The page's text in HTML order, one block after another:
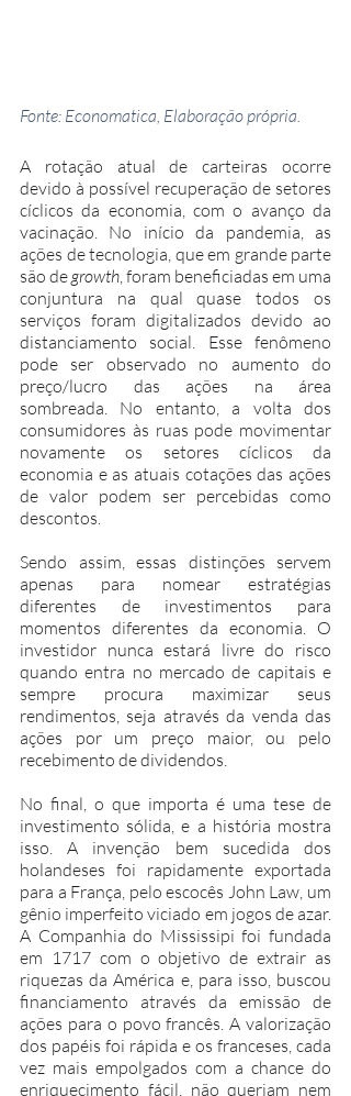
Fonte: Economatica, Elaboração própria.
A rotação atual de carteiras ocorre
devido à possível recuperação de setores
cíclicos da economia, com o avanço da
vacinação. No início da pandemia, as
ações de tecnologia, que em grande parte
são de growth , foram beneficiadas em uma
conjuntura na qual quase todos os
serviços foram digitalizados devido ao
distanciamento social. Esse fenômeno
pode ser observado no aumento do
preço/lucro das ações na área
sombreada. No entanto, a volta dos
consumidores às ruas pode movimentar
novamente os setores cíclicos da
economia e as atuais cotações das ações
de valor podem ser percebidas como
descontos.
Sendo assim, essas distinções servem
apenas para nomear estratégias
diferentes de investimentos para
momentos diferentes da economia. O
investidor nunca estará livre do risco
quando entra no mercado de capitais e
sempre procura maximizar seus
rendimentos, seja através da venda das
ações por um preço maior, ou pelo
recebimento de dividendos.
No final, o que importa é uma tese de
investimento sólida, e a história mostra
isso. A invenção bem sucedida dos
holandeses foi rapidamente exportada
para a França, pelo escocês John Law, um
gênio imperfeito viciado em jogos de azar.
A Companhia do Mississipi foi fundada
em 1717 com o objetivo de extrair as
riquezas da América e, para isso, buscou
financiamento através da emissão de
ações para o povo francês. A valorização
dos papéis foi rápida e os franceses, cada
vez mais empolgados com a chance do
enriquecimento fácil, não queriam nem